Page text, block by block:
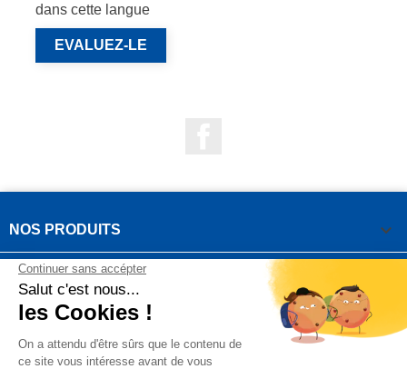
dans cette langue
EVALUEZ-LE
NOS PRODUITS 
NOTRE SOCIÉTÉ
VOTRE COMPTE
INFORMATIONS DE LA BOUTIQUE